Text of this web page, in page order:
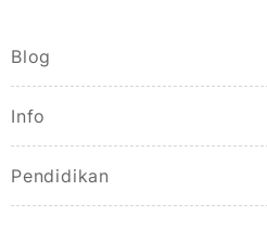
Blog
Info
Pendidikan